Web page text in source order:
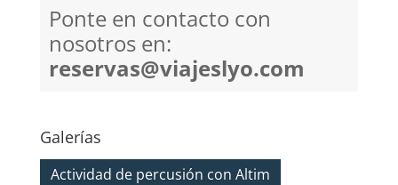
Ponte en contacto con
nosotros en:
reservas@viajeslyo.com
Galerías
Actividad de percusión con Altim